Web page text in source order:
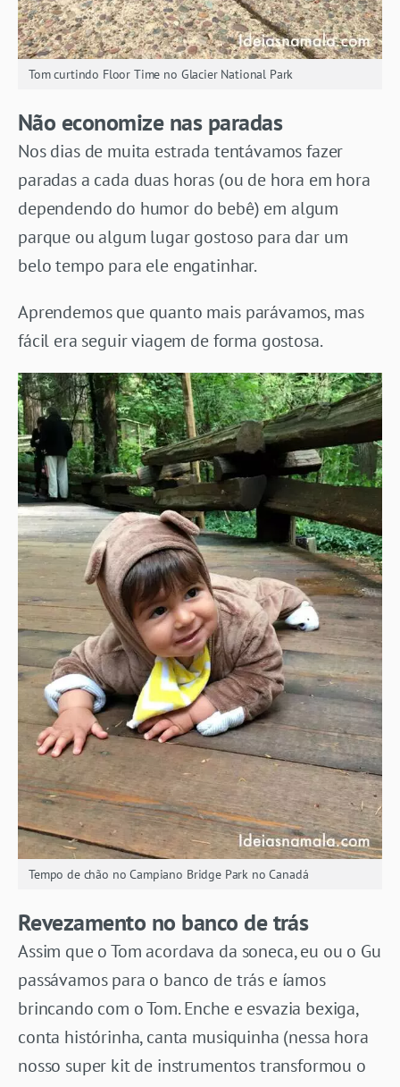
Tom curtindo Floor Time no Glacier National Park
Não economize nas paradas
Nos dias de muita estrada tentávamos fazer
paradas a cada duas horas (ou de hora em hora
dependendo do humor do bebê) em algum
parque ou algum lugar gostoso para dar um
belo tempo para ele engatinhar.
Aprendemos que quanto mais parávamos, mas
fácil era seguir viagem de forma gostosa.
Tempo de chão no Campiano Bridge Park no Canadá
Revezamento no banco de trás
Assim que o Tom acordava da soneca, eu ou o Gu
passávamos para o banco de trás e íamos
brincando com o Tom. Enche e esvazia bexiga,
conta histórinha, canta musiquinha (nessa hora
nosso super kit de instrumentos transformou o